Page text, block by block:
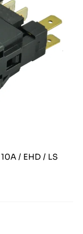
/ EHD / LS